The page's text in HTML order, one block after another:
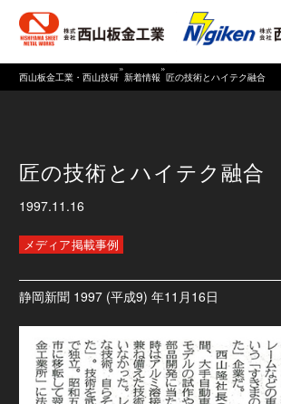
西山板金工業・西山技研
»
新着情報
»
匠の技術とハイテク融合
匠の技術とハイテク融合
1997.11.16
メディア掲載事例
静岡新聞 1997 (平成9) 年11月16日